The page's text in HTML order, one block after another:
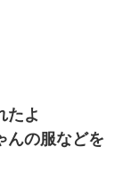
たよ
んの服などを